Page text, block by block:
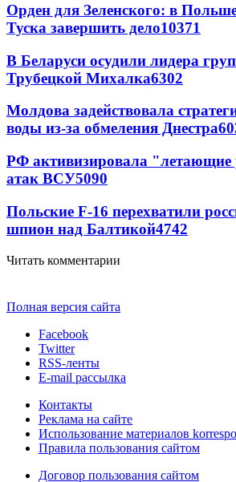
Орден для Зеленского: в
Туска завершить дело10371
В Беларуси осудили лидера
Трубецкой Михалка6302
Молдова задействовала
воды из-за обмеления Днестра
РФ активизировала "летающие
атак ВСУ5090
Польские F-16 перехватили
шпион над Балтикой4742
Читать комментарии
Полная версия сайта
Facebook
Twitter
RSS-ленты
E-mail рассылка
Контакты
Реклама на сайте
Использование материалов
Правила пользования сайтом
Договор пользования сайтом